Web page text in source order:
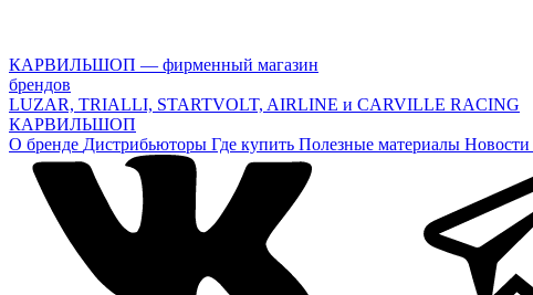
КАРВИЛЬШОП — фирменный магазин
брендов
LUZAR, TRIALLI, STARTVOLT, AIRLINE и CARVILLE RACING
КАРВИЛЬШОП
О бренде Дистрибьюторы Где купить Полезные материалы Новости